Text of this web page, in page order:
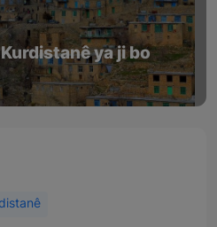
ya ji bo